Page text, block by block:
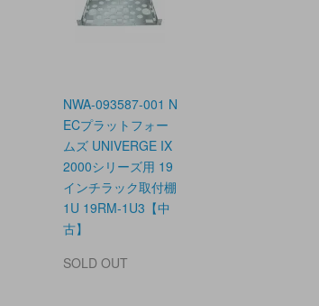
NWA-093587-001 N
ECプラットフォー
ムズ UNIVERGE IX
2000シリーズ用 19
インチラック取付棚
1U 19RM-1U3【中
古】
SOLD OUT